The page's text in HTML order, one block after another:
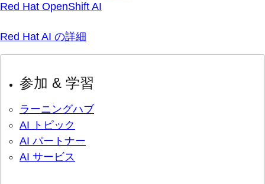
Red Hat OpenShift AI
Red Hat AI の詳細
参加 & 学習
ラーニングハブ
AI トピック
AI パートナー
AI サービス